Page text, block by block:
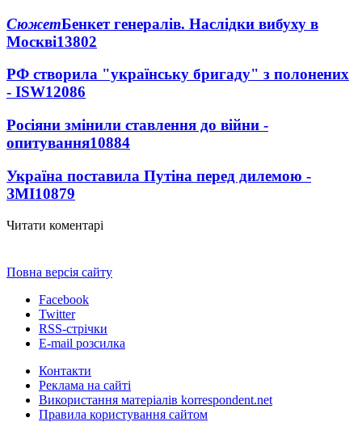
СюжетБенкет генералів. Наслідки вибуху в
Москві13802
РФ створила "українську бригаду" з полонених
- ISW12086
Росіяни змінили ставлення до війни -
опитування10884
Україна поставила Путіна перед дилемою -
ЗМІ10879
Читати коментарі
Повна версія сайту
Facebook
Twitter
RSS-стрічки
E-mail розсилка
Контакти
Реклама на сайті
Використання матеріалів korrespondent.net
Правила користування сайтом